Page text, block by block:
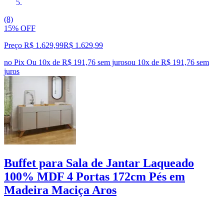
(8)
15% OFF
Preço R$ 1.629,99R$ 1.629,99
no Pix Ou 10x de R$ 191,76 sem jurosou 10x de R$ 191,76 sem
juros
Buffet para Sala de Jantar Laqueado
100% MDF 4 Portas 172cm Pés em
Madeira Maciça Aros